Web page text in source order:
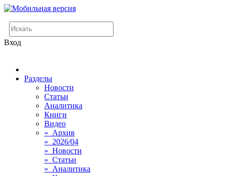
Вход
Разделы
Новости
Статьи
Аналитика
Книги
Видео
» Архив
» 2026/04
» Новости
» Статьи
» Аналитика